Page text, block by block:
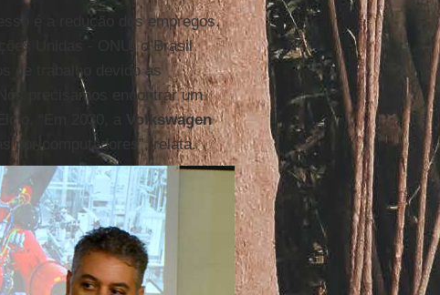
é a redução dos empregos.
Unidas - ONU, o Brasil
de trabalho devido as
precisamos encontrar um
“Em 2030, a
Volkswagen
por computadores”, relata.